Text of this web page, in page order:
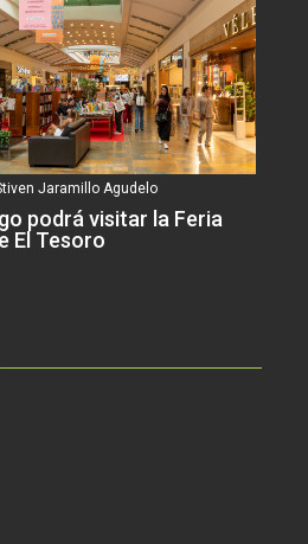
Jaramillo Agudelo
podrá visitar la Feria
El Tesoro